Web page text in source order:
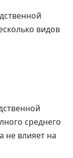
видов
среднего
не влияет на